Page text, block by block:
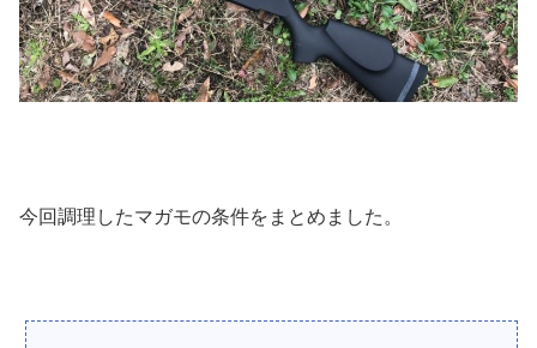
今回調理したマガモの条件をまとめました。